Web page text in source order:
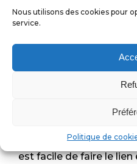
Nous utilisons des cookies pour
service.
Politique de
accompagnée ou
de conserver le
doit interrompre
En revanche, attendre
toujours idéal. Les
rapidement après
est facile de faire le